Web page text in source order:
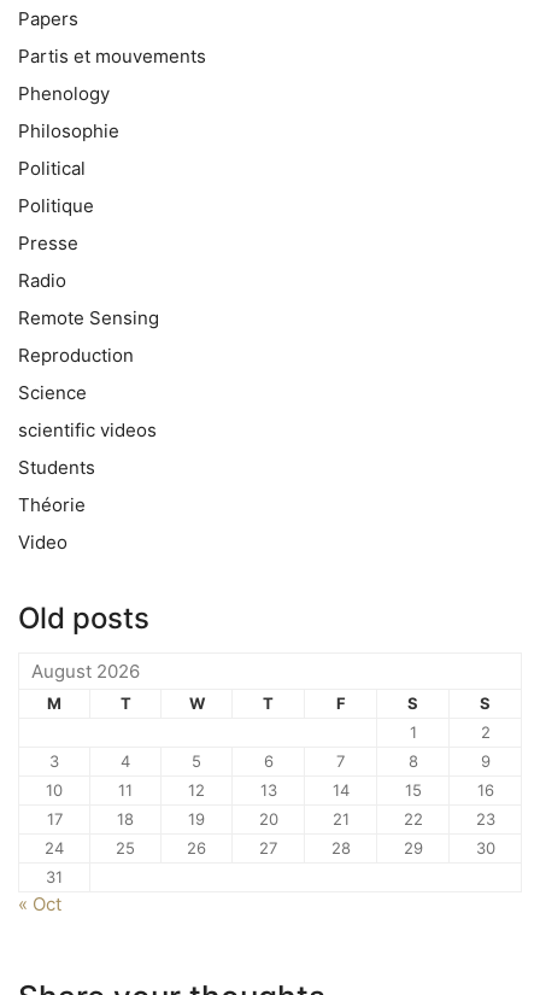
Papers
Partis et mouvements
Phenology
Philosophie
Political
Politique
Presse
Radio
Remote Sensing
Reproduction
Science
scientific videos
Students
Théorie
Video
Old posts
August 2026
M T W T F S
S
1
2
3
4 5 6 7 8
9
10
11 12 13 14 15
16
17
18 19 20 21 22
23
24
25 26 27 28 29
30
31
« Oct